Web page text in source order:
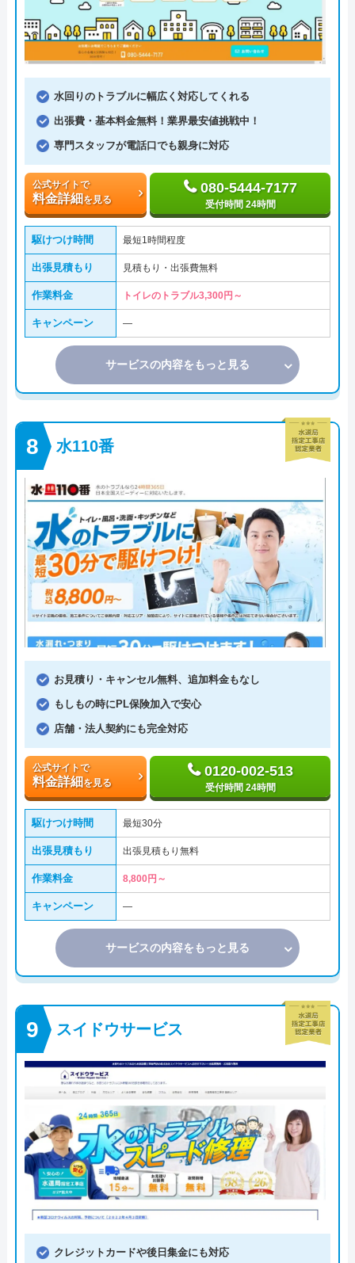
水回りのトラブルに幅広く対応してくれる
出張費・基本料金無料！業界最安値挑戦中！
専門スタッフが電話口でも親身に対応
公式サイトで
料金詳細を見る
080-5444-7177
受付時間 24時間
駆けつけ時間 最短1時間程度
出張見積もり 見積もり・出張費無料
作業料金 トイレのトラブル3,300円～
キャンペーン ―
サービスの内容をもっと見る
水110番
お見積り・キャンセル無料、追加料金もなし
もしもの時にPL保険加入で安心
店舗・法人契約にも完全対応
公式サイトで
料金詳細を見る
0120-002-513
受付時間 24時間
駆けつけ時間 最短30分
出張見積もり 出張見積もり無料
作業料金 8,800円～
キャンペーン ―
サービスの内容をもっと見る
スイドウサービス
クレジットカードや後日集金にも対応